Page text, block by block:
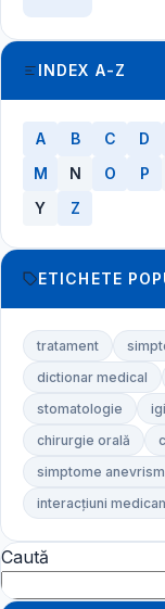
INDEX A-Z
A B C D
M
N O P
Y
Z
ETICHETE
tratament
dictionar medical
stomatologie
chirurgie orală
simptome anevrism
interacțiuni
Caută